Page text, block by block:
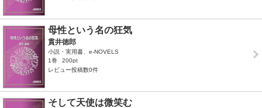
母性という名の狂気
貫井徳郎
小説・実用書、e-NOVELS
1巻
200pt
レビュー投稿数0件
そして天使は微笑む